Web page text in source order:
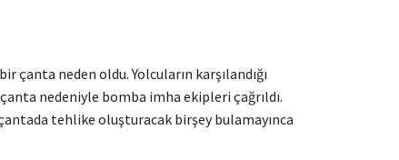
neden oldu. Yolcuların karşılandığı
nedeniyle bomba imha ekipleri çağrıldı.
tehlike oluşturacak birşey bulamayınca